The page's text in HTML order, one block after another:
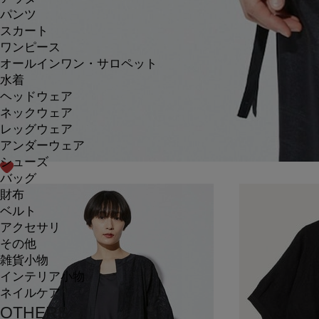
パンツ
スカート
ワンピース
オールインワン・サロペット
水着
ヘッドウェア
ネックウェア
レッグウェア
アンダーウェア
シューズ
バッグ
財布
ベルト
アクセサリ
その他
雑貨小物
インテリア小物
ネイルケア
OTHERS